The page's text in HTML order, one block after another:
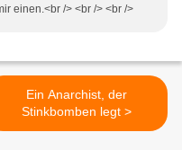
einen.<br /> <br /> <br />
Ein Anarchist, der
Stinkbomben legt >